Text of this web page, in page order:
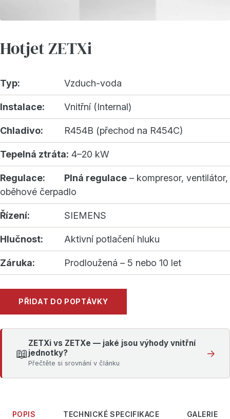
Hotjet ZETXi
Typ: Vzduch-voda
Instalace: Vnitřní (Internal)
Chladivo: R454B (přechod na R454C)
Tepelná ztráta: 4–20 kW
Regulace: Plná regulace – kompresor, ventilátor,
oběhové čerpadlo
Řízení: SIEMENS
Hlučnost: Aktivní potlačení hluku
Záruka: Prodloužená – 5 nebo 10 let
PŘIDAT DO POPTÁVKY
📖
ZETXi vs ZETXe — jaké jsou výhody vnitřní
jednotky?
Přečtěte si srovnání v článku
→
POPIS TECHNICKÉ SPECIFIKACE GALERIE